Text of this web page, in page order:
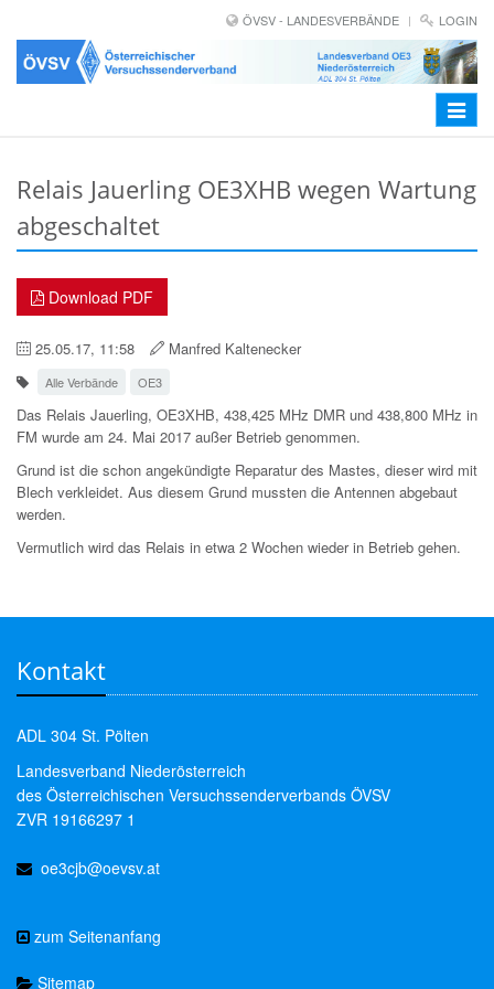
ÖVSV - LANDESVERBÄNDE LOGIN
Toggle
Relais Jauerling OE3XHB wegen Wartung
abgeschaltet
Download PDF
25.05.17, 11:58 Manfred Kaltenecker
Alle Verbände OE3
Das Relais Jauerling, OE3XHB, 438,425 MHz DMR und 438,800 MHz in
FM wurde am 24. Mai 2017 außer Betrieb genommen.
Grund ist die schon angekündigte Reparatur des Mastes, dieser wird mit
Blech verkleidet. Aus diesem Grund mussten die Antennen abgebaut
werden.
Vermutlich wird das Relais in etwa 2 Wochen wieder in Betrieb gehen.
Kontakt
ADL 304 St. Pölten
Landesverband Niederösterreich
des Österreichischen Versuchssenderverbands ÖVSV
ZVR 19166297 1
oe3cjb@oevsv.at
zum Seitenanfang
Sitemap